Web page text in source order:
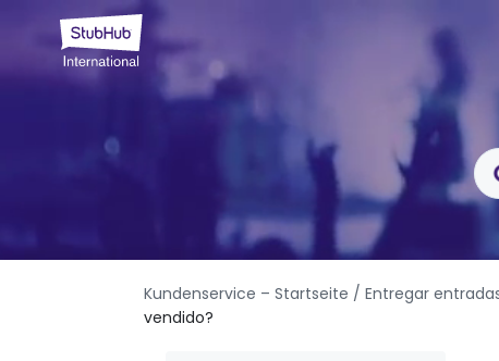
Kundenservice – Startseite / Entregar
vendido?